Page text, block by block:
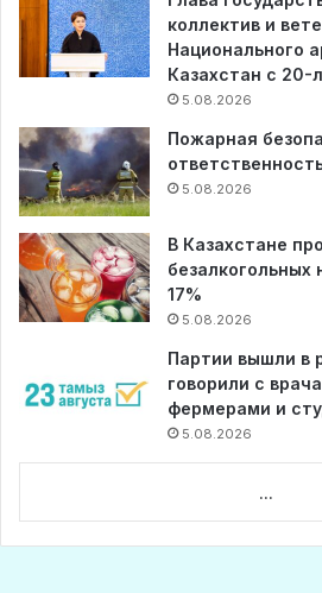
коллектив и
Национального
Казахстан с 20-
5.08.2026
Пожарная
5.08.2026
В Казахстане
безалкогольных
17%
5.08.2026
Партии вышли в
говорили с
фермерами и
5.08.2026
...